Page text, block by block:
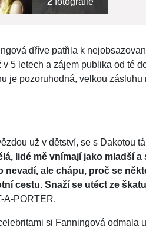
dříve patřila k
v 5 letech a zájem publika od té
je pozoruhodná, velkou zásluhu
už v dětství, se s Dakotou
lidé mě vnímají jako mladší
nevadí, ale chápu, proč se
cestu. Snaží se utéct ze
A-PORTER.
si Fanningová odmala